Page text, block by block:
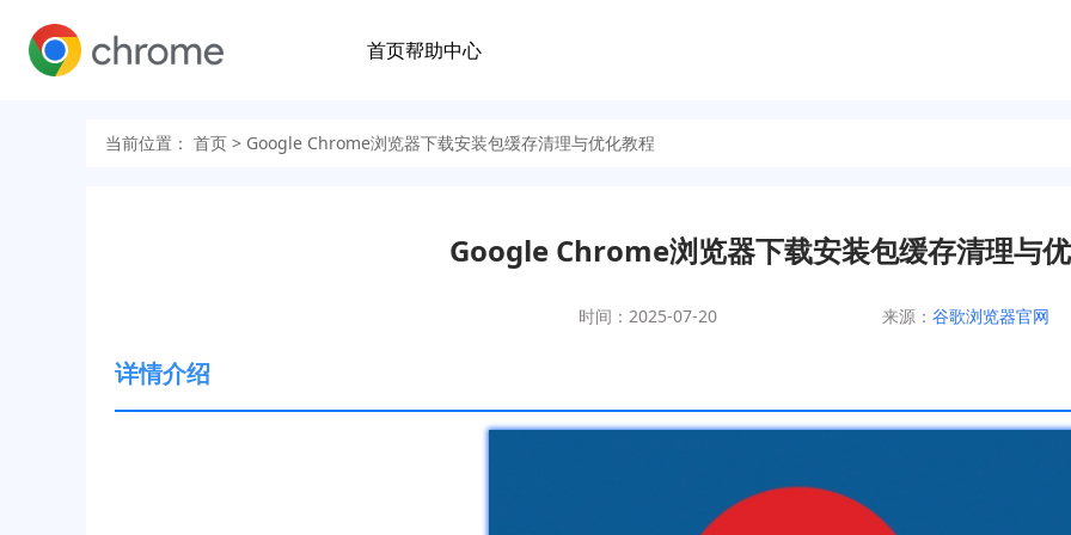
首页帮助中心
当前位置： 首页 > Google Chrome浏览器下载安装包缓存清理与优化教程
Google Chrome浏览器下载安装包缓存清理与
时间：2025-07-20 来源： 谷歌浏览器官网
详情介绍